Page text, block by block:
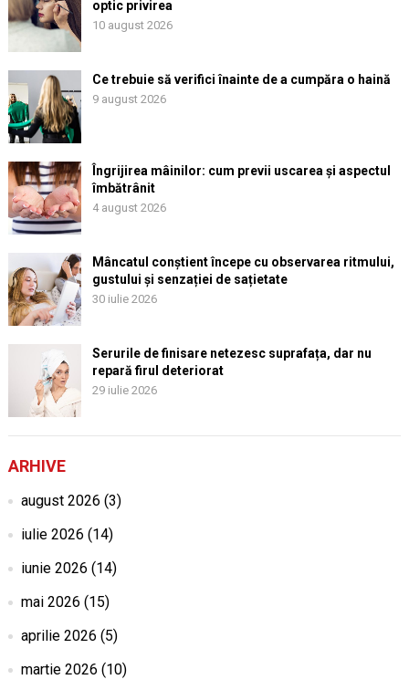
optic privirea
10 august 2026
Ce trebuie să verifici înainte de a cumpăra o haină
9 august 2026
Îngrijirea mâinilor: cum previi uscarea și aspectul
îmbătrânit
4 august 2026
Mâncatul conștient începe cu observarea ritmului,
gustului și senzației de sațietate
30 iulie 2026
Serurile de finisare netezesc suprafața, dar nu
repară firul deteriorat
29 iulie 2026
ARHIVE
august 2026 (3)
iulie 2026 (14)
iunie 2026 (14)
mai 2026 (15)
aprilie 2026 (5)
martie 2026 (10)